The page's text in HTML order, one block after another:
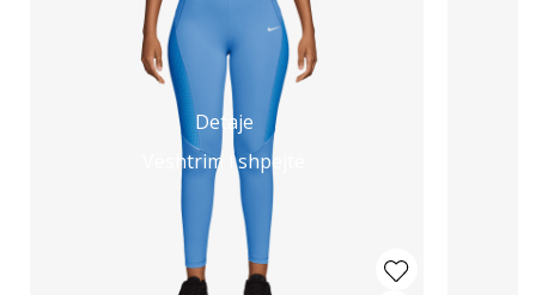
Detaje
Vështrim i shpejtë